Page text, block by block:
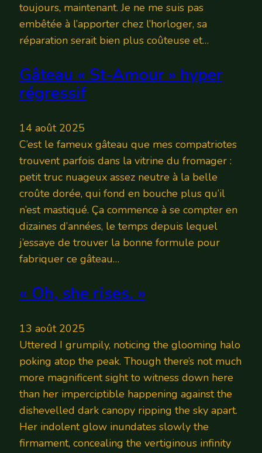
toujours, maintenant. Je ne me suis pas
embêtée à l’apporter chez l’horloger, sa
réparation serait bien plus coûteuse et…
Gâteau « St-Amour » hyper
régressif
14 août 2025
C’est le fameux gâteau que mes compatriotes
trouvent parfois dans la vitrine du fromager :
petit truc nuageux assez neutre à la belle
croûte dorée, qui fond en bouche plus qu’il
n’est mastiqué. Ça commence à se compter en
dizaines d’années, le temps depuis lequel
j’essaye de trouver la bonne formule pour
fabriquer ce gâteau…
« Oh, she rises. »
13 août 2025
Uttered I grumpily, noticing the glooming halo
poking atop the peak. Though there’s not much
more magnificent sight to witness down here
than her imperciptible happening against the
dishevelled dark canopy ripping the sky apart.
Her indolent glow inundates slowly the
firmament, concealing the vertiginous infinity